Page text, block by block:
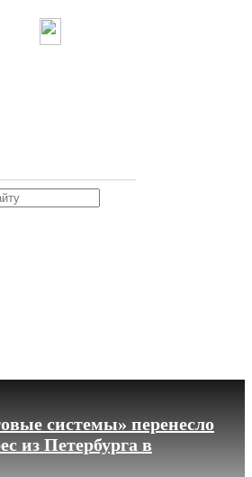
системы» перенесло
из Петербурга в